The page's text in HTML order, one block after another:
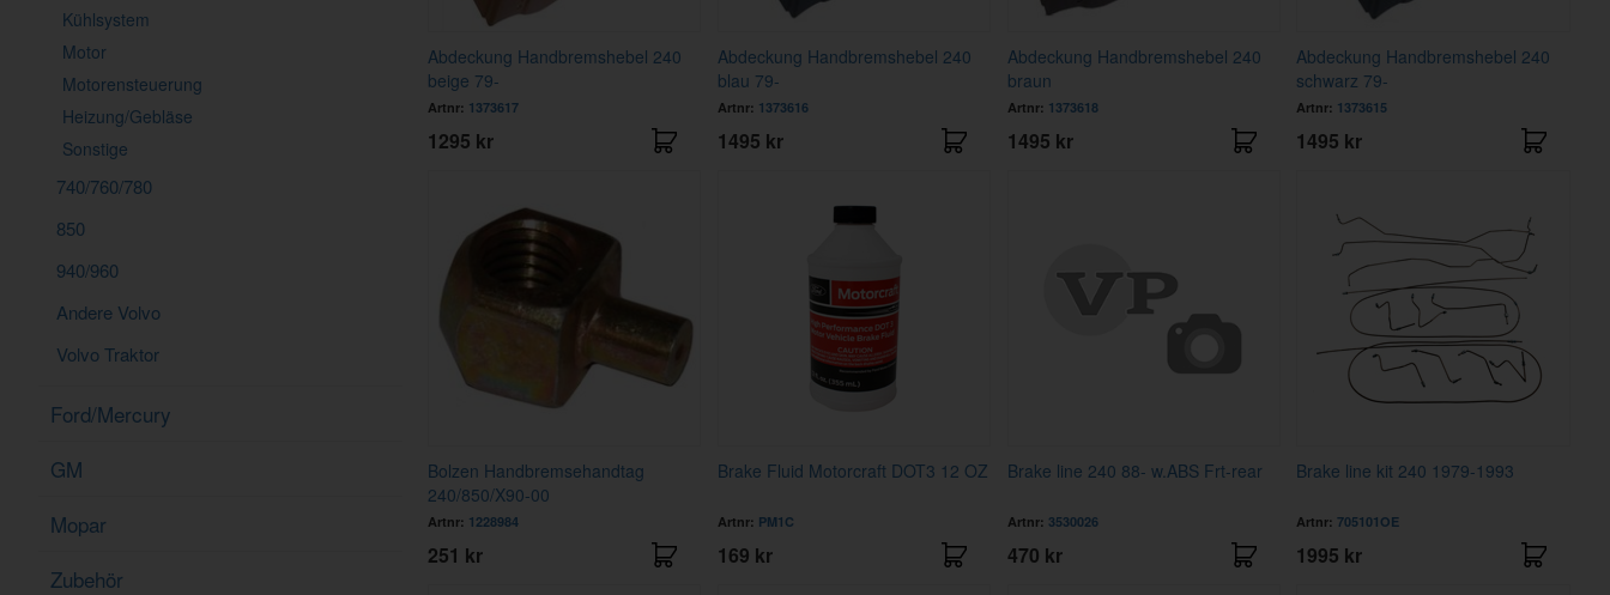
Kühlsystem
Motor
Motorensteuerung
Heizung/Gebläse
Sonstige
740/760/780
850
940/960
Andere Volvo
Volvo Traktor
Ford/Mercury
GM
Mopar
Zubehör
Abdeckung Handbremshebel 240
beige 79-
Artnr: 1373617
1295 kr
Abdeckung Handbremshebel 240
blau 79-
Artnr: 1373616
1495 kr
Abdeckung Handbremshebel 240
braun
Artnr: 1373618
1495 kr
Abdeckung Handbremshebel 240
schwarz 79-
Artnr: 1373615
1495 kr
Bolzen Handbremsehandtag
240/850/X90-00
Artnr: 1228984
251 kr
Brake Fluid Motorcraft DOT3 12 OZ
Artnr: PM1C
169 kr
Brake line 240 88- w.ABS Frt-rear
Artnr: 3530026
470 kr
Brake line kit 240 1979-1993
Artnr:705101OE
1995 kr